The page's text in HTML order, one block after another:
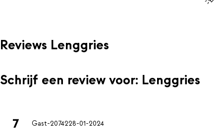
Reviews Lenggries
Schrijf een review voor: Lenggries
7 Gast-2074228-01-2024